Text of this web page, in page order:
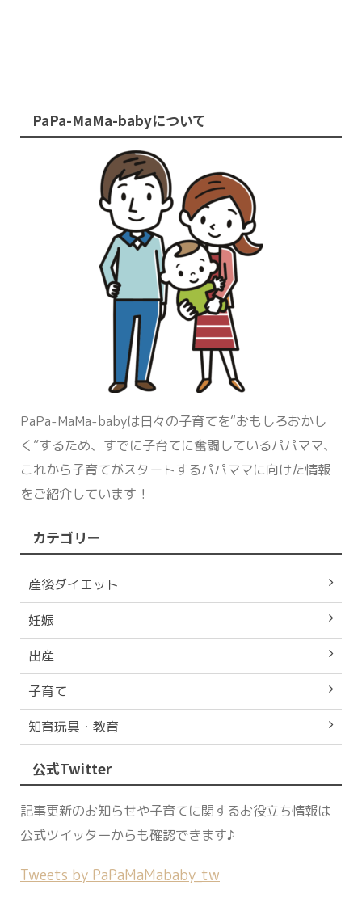
PaPa-MaMa-babyについて
PaPa-MaMa-babyは日々の子育てを“おもしろおかし
く”するため、すでに子育てに奮闘しているパパママ、
これから子育てがスタートするパパママに向けた情報
をご紹介しています！
カテゴリー
産後ダイエット
妊娠
出産
子育て
知育玩具・教育
公式Twitter
記事更新のお知らせや子育てに関するお役立ち情報は
公式ツイッターからも確認できます♪
Tweets by PaPaMaMababy_tw